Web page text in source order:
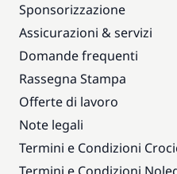
Sponsorizzazione
Assicurazioni & servizi
Domande frequenti
Rassegna Stampa
Offerte di lavoro
Note legali
Termini e Condizioni